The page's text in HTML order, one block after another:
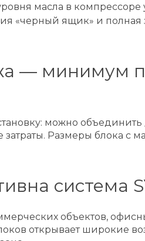
масла в
«черный ящик» и
— минимум
можно
Размеры блока с
система
объектов,
открывает широкие